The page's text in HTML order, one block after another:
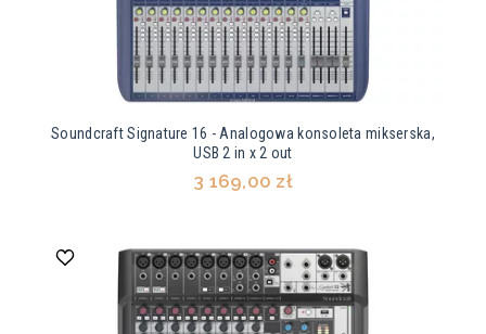
Soundcraft Signature 16 - Analogowa konsoleta mikserska,
USB 2 in x 2 out
3 169,00 zł